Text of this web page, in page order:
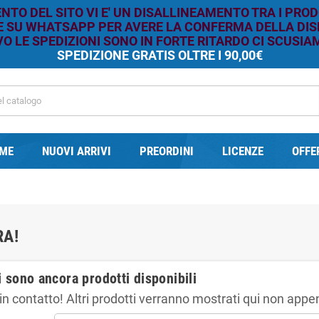
DEL SITO VI E' UN DISALLINEAMENTO TRA I
SU WHATSAPP PER AVERE LA CONFERMA DELLA
LE SPEDIZIONI SONO IN FORTE RITARDO CI
SPEDIZIONE GRATIS OLTRE I 90,00€
NUOVI ARRIVI PREORDINI LICENZE
sono ancora prodotti disponibili
contatto! Altri prodotti verranno mostrati qui non